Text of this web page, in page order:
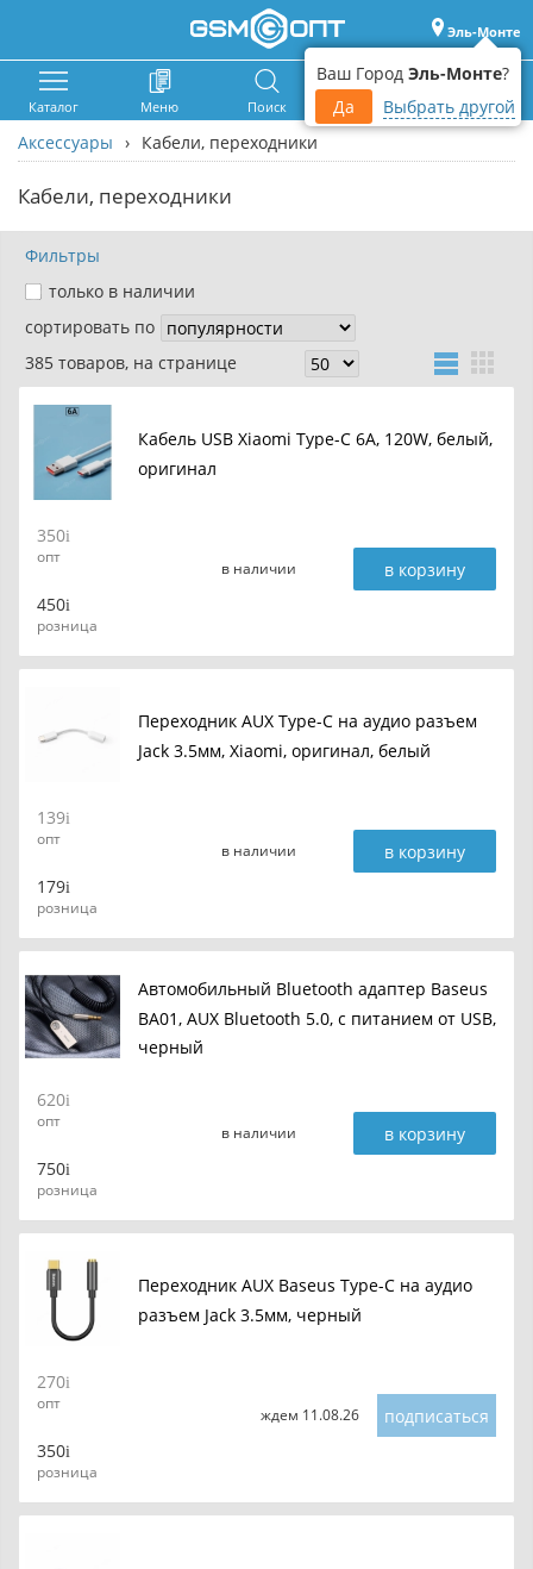
Ваш Город Эль-Монте?
Да
Выбрать другой
Эль-Монте
Каталог Меню Поиск Корзина Войти
Аксессуары › Кабели, переходники
Кабели, переходники
Фильтры
только в наличии
сортировать по
385 товаров, на странице
Кабель USB Xiaomi Type-C 6A, 120W, белый,
оригинал
350
опт
450
розница
в наличии в корзину
Переходник AUX Type-C на аудио разъем
Jack 3.5мм, Xiaomi, оригинал, белый
139
опт
179
розница
в наличии в корзину
Автомобильный Bluetooth адаптер Baseus
BA01, AUX Bluetooth 5.0, с питанием от USB,
черный
620
опт
750
розница
в наличии в корзину
Переходник AUX Baseus Type-C на аудио
разъем Jack 3.5мм, черный
270
опт
350
розница
ждем 11.08.26 подписаться